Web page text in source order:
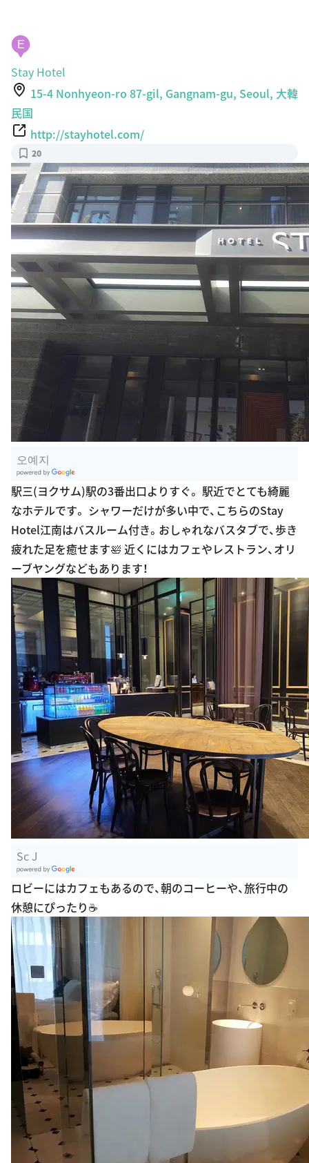
E
Stay Hotel
15-4 Nonhyeon-ro 87-gil, Gangnam-gu, Seoul, 大韓
民国
http://stayhotel.com/
20
오예지
oogle Plac
es
駅三(ヨクサム)駅の3番出口よりすぐ。 駅近でとても綺麗
なホテルです。 シャワーだけが多い中で、こちらのStay
Hotel江南はバスルーム付き。おしゃれなバスタブで、歩き
疲れた足を癒せます🛀 近くにはカフェやレストラン、オリ
ーブヤングなどもあります！
Sc J
oogle Plac
es
ロビーにはカフェもあるので、朝のコーヒーや、旅行中の
休憩にぴったり☕️